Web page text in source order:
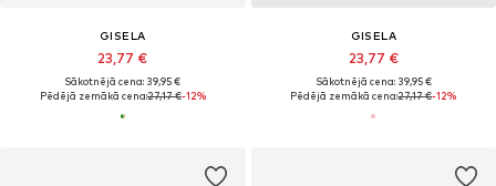
GISELA
23,77 €
Sākotnējā cena: 39,95 €
Pēdējā zemākā cena:27,17 €-12%
GISELA
23,77 €
Sākotnējā cena: 39,95 €
Pēdējā zemākā cena:27,17 €-12%